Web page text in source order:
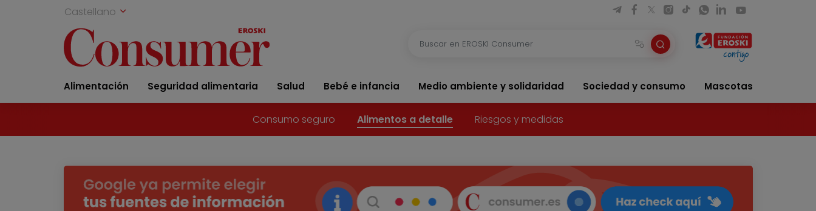
Castellano
Alimentación Seguridad alimentaria Salud Bebé e infancia Medio ambiente y solidaridad Sociedad y consumo Mascotas
Consumo seguro Alimentos a detalle Riesgos y medidas